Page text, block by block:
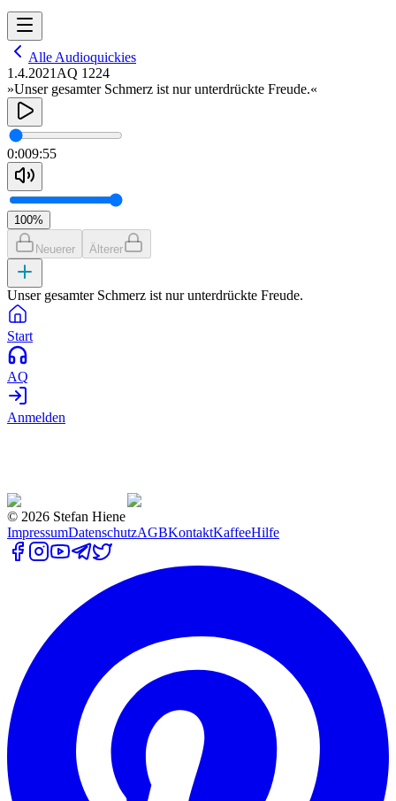
Alle Audioquickies
1.4.2021 AQ 1224
»Unser gesamter Schmerz ist nur unterdrückte Freude.«
0:009:55
100%
Neuerer Älterer
Unser gesamter Schmerz ist nur unterdrückte Freude.
Start
AQ
Anmelden
© 2026 Stefan Hiene
ImpressumDatenschutzAGBKontaktKaffeeHilfe